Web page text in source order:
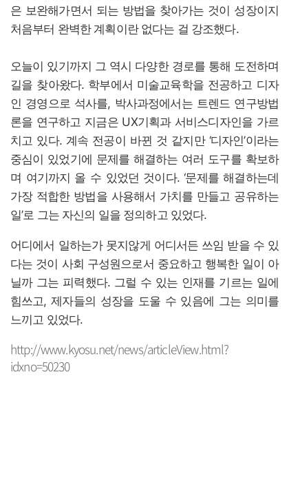
은 보완해가면서 되는 방법을 찾아가는 것이 성장이지
처음부터 완벽한 계획이란 없다는 걸 강조했다.
오늘이 있기까지 그 역시 다양한 경로를 통해 도전하며
길을 찾아왔다. 학부에서 미술교육학을 전공하고 디자
인 경영으로 석사를, 박사과정에서는 트렌드 연구방법
론을 연구하고 지금은 UX기획과 서비스디자인을 가르
치고 있다. 계속 전공이 바뀐 것 같지만 ‘디자인’이라는
중심이 있었기에 문제를 해결하는 여러 도구를 확보하
며 여기까지 올 수 있었던 것이다. ‘문제를 해결하는데
가장 적합한 방법을 사용해서 가치를 만들고 공유하는
일’로 그는 자신의 일을 정의하고 있었다.
어디에서 일하는가 못지않게 어디서든 쓰임 받을 수 있
다는 것이 사회 구성원으로서 중요하고 행복한 일이 아
닐까 그는 피력했다. 그럴 수 있는 인재를 기르는 일에
힘쓰고, 제자들의 성장을 도울 수 있음에 그는 의미를
느끼고 있었다.
http://www.kyosu.net/news/articleView.html?
idxno=50230